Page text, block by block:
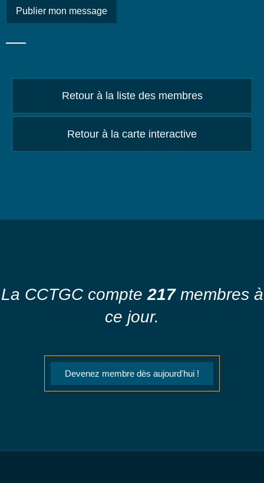
Retour à la liste des membres
Retour à la carte interactive
La CCTGC compte 217 membres à
ce jour.
Devenez membre dès aujourd'hui !